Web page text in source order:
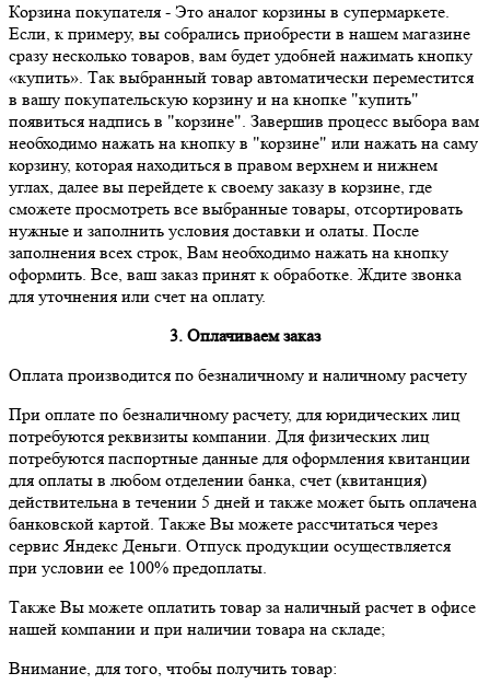
Корзина покупателя - Это аналог корзины в супермаркете.
Если, к примеру, вы собрались приобрести в нашем магазине
сразу несколько товаров, вам будет удобней нажимать кнопку
«купить». Так выбранный товар автоматически переместится
в вашу покупательскую корзину и на кнопке "купить"
появиться надпись в "корзине". Завершив процесс выбора вам
необходимо нажать на кнопку в "корзине" или нажать на саму
корзину, которая находиться в правом верхнем и нижнем
углах, далее вы перейдете к своему заказу в корзине, где
сможете просмотреть все выбранные товары, отсортировать
нужные и заполнить условия доставки и олаты. После
заполнения всех строк, Вам необходимо нажать на кнопку
оформить. Все, ваш заказ принят к обработке. Ждите звонка
для уточнения или счет на оплату.
3. Оплачиваем заказ
Оплата производится по безналичному и наличному расчету
При оплате по безналичному расчету, для юридических лиц
потребуются реквизиты компании. Для физических лиц
потребуются паспортные данные для оформления квитанции
для оплаты в любом отделении банка, счет (квитанция)
действительна в течении 5 дней и также может быть оплачена
банковской картой. Также Вы можете рассчитаться через
сервис Яндекс Деньги. Отпуск продукции осуществляется
при условии ее 100% предоплаты.
Также Вы можете оплатить товар за наличный расчет в офисе
нашей компании и при наличии товара на складе;
Внимание, для того, чтобы получить товар: